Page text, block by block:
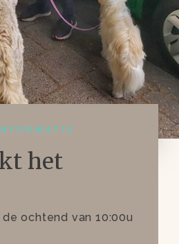
het
ochtend van 10:00u